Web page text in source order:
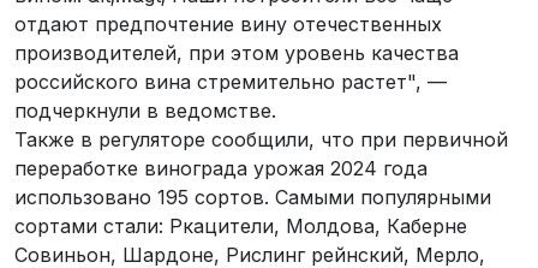
отдают предпочтение вину отечественных
производителей, при этом уровень качества
российского вина стремительно растет", —
подчеркнули в ведомстве.
Также в регуляторе сообщили, что при первичной
переработке винограда урожая 2024 года
использовано 195 сортов. Самыми популярными
сортами стали: Ркацители, Молдова, Каберне
Совиньон, Шардоне, Рислинг рейнский, Мерло,